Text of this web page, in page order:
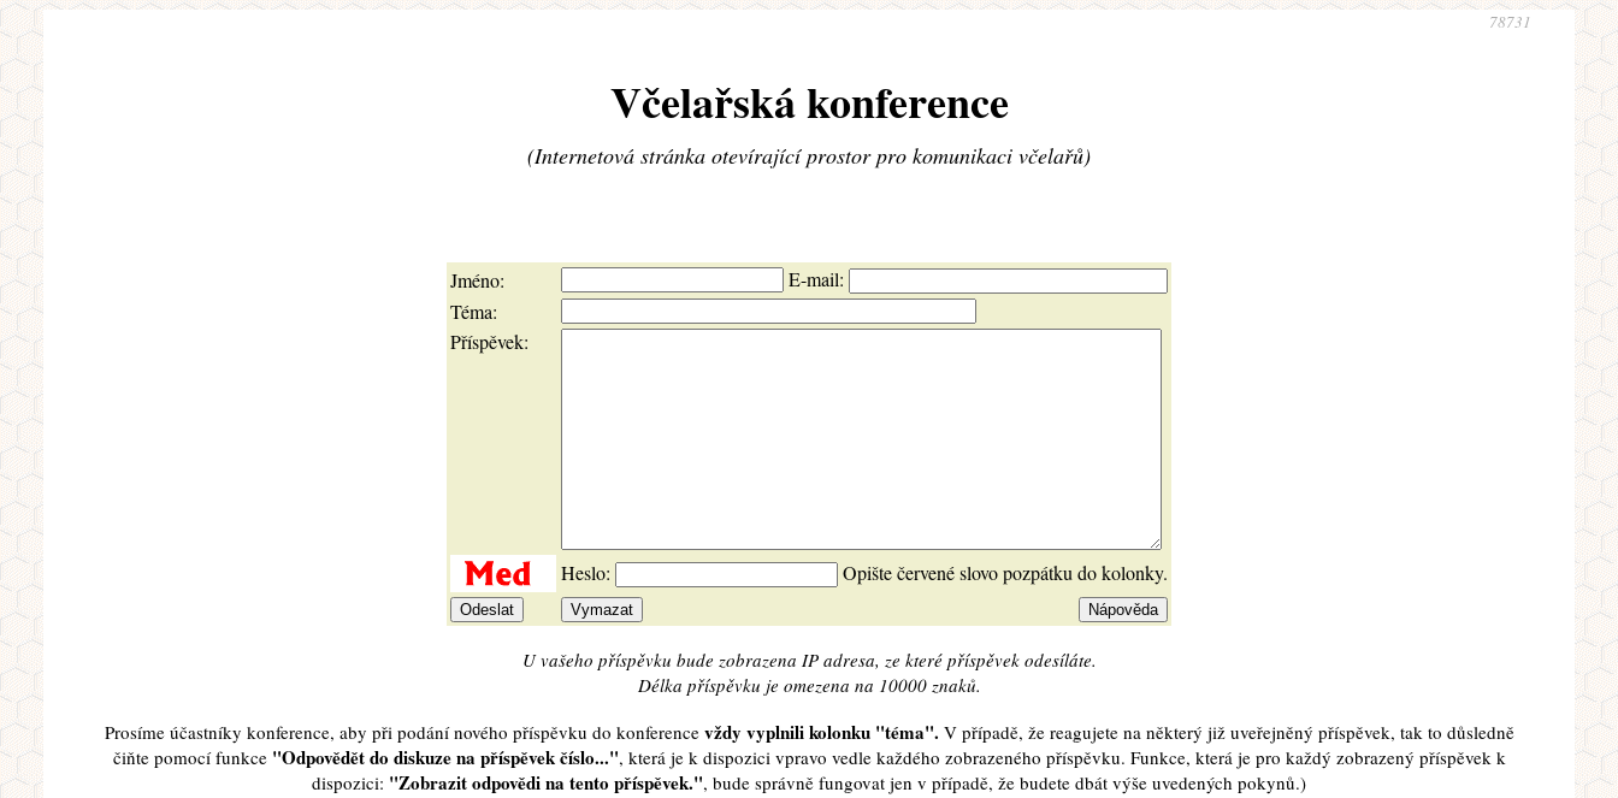
78731
Včelařská konference
(Internetová stránka otevírající prostor pro komunikaci včelařů)
Jméno:
E-mail:
Téma:
Příspěvek:
Heslo: Opište červené slovo pozpátku do kolonky.
U vašeho příspěvku bude zobrazena IP adresa, ze které příspěvek odesíláte.
Délka příspěvku je omezena na 10000 znaků.
Prosíme účastníky konference, aby při podání nového příspěvku do konference vždy vyplnili kolonku "téma". V případě, že reagujete na některý již uveřejněný příspěvek, tak to důsledně
čiňte pomocí funkce "Odpovědět do diskuze na příspěvek číslo...", která je k dispozici vpravo vedle každého zobrazeného příspěvku. Funkce, která je pro každý zobrazený příspěvek k
dispozici: "Zobrazit odpovědi na tento příspěvek.", bude správně fungovat jen v případě, že budete dbát výše uvedených pokynů.)